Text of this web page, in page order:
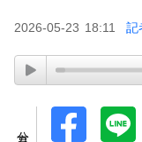
2026-05-23 18:11 記